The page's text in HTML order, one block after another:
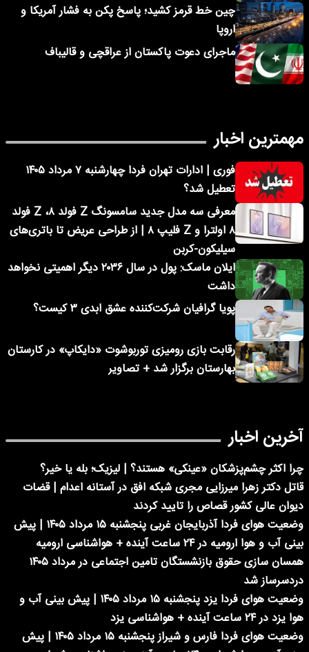
چین خط قرمز کشید؛ پاسخ پکن به فشار آمریکا و
اروپا
ماجرای دعوت پاکستان از عراقچی و قالیباف
مهمترین اخبار
فوری | ادارات تهران فردا چهارشنبه ۷ مرداد ۱۴۰۵
تعطیل شد؟
معرفی سه مدل جدید سامسونگ Z فولد ۸، Z فولد
۸ اولترا و Z فلیپ ۸ | از طراحی عریض تا باتری‌های
سیلیکون-کربن
ایلان ماسک: پول در سال ۲۰۳۶ دیگر اهمیتی نخواهد
داشت
پویا گرافیان شرکت‌کننده عشق ابدی ۳ کیست؟
رقابت بازی رومیزی توربوشوت «دایکاپ» در کارستان
بهارستان برگزار شد + تصاویر
آخرین اخبار
چرا اکثر چشم‌پزشکان «عینکی» هستند؟ | لیزیک؛ بله یا خیر؟
قاتل دکتر زهرا میرزایی مجری شبکه افق در آستانه اعدام | قضات
دیوان عالی کشور قصاص را تایید کردند
وضعیت هوای فردا آذربایجان غربی پنجشنبه ۱۵ مرداد ۱۴۰۵ | پیش
بینی آب و هوا ارومیه در ۲۴ ساعت آینده + هواشناسی ارومیه
همسان سازی حقوق بازنشستگان تامین اجتماعی در مرداد ۱۴۰۵
دردسرساز شد
وضعیت هوای فردا یزد پنجشنبه ۱۵ مرداد ۱۴۰۵ | پیش بینی آب و
هوا یزد در ۲۴ ساعت آینده + هواشناسی یزد
وضعیت هوای فردا فارس و شیراز پنجشنبه ۱۵ مرداد ۱۴۰۵ | پیش